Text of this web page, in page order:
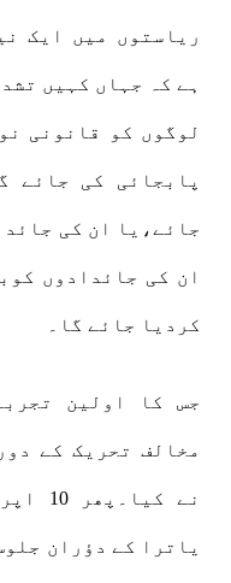
ریاستوں میں ایک
ہے کہ جہاں کہیں
لوگوں کو قانونی
پابجائی کی جائے
جائے،یا ان کی
ان کی جائدادوں
کردیا جائے گا۔
جس کا اولین
مخالف تحریک کے
نے
یاترا کے دؤران